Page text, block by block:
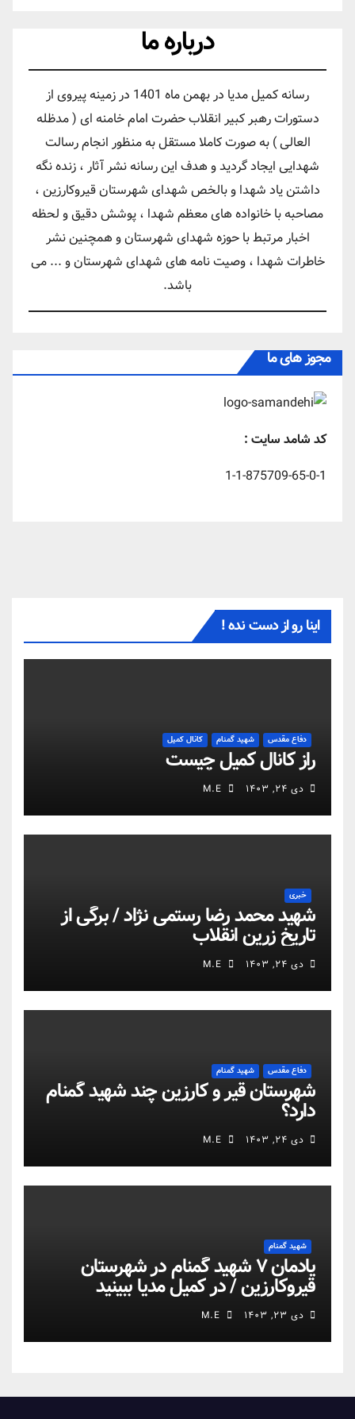
درباره ما
رسانه کمیل مدیا در بهمن ماه 1401 در زمینه پیروی از
دستورات رهبر کبیر انقلاب حضرت امام خامنه ای ( مدظله
العالی ) به صورت کاملا مستقل به منظور انجام رسالت
شهدایی ایجاد گردید و هدف این رسانه نشر آثار ، زنده نگه
داشتن یاد شهدا و بالخص شهدای شهرستان قیروکارزین ،
مصاحبه با خانواده های معظم شهدا ، پوشش دقیق و لحظه
اخبار مرتبط با حوزه شهدای شهرستان و همچنین نشر
خاطرات شهدا ، وصیت نامه های شهدای شهرستان و ... می
باشد.
مجوز های ما
کد شامد سایت :
1-1-875709-65-0-1
اینا رو از دست نده !
دفاع مقدس شهید گمنام کانال کمیل
راز کانال کمیل چیست
دی ۲۴, ۱۴۰۳
خبری
شهید محمد رضا رستمی نژاد / برگی از
تاریخ زرین انقلاب
دی ۲۴, ۱۴۰۳
دفاع مقدس شهید گمنام
شهرستان قیر و کارزین چند شهید گمنام
دارد؟
دی ۲۴, ۱۴۰۳
شهید گمنام
یادمان ۷ شهید گمنام در شهرستان
قیروکارزین / در کمیل مدیا ببینید
دی ۲۳, ۱۴۰۳